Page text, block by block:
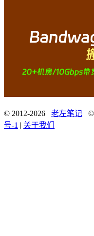
© 2012-2026 老左笔记 ©
号-1 | 关于我们